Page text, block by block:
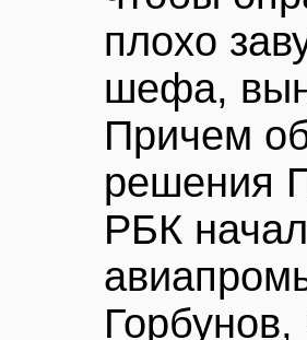
плохо
шефа,
Причем
решения
РБК